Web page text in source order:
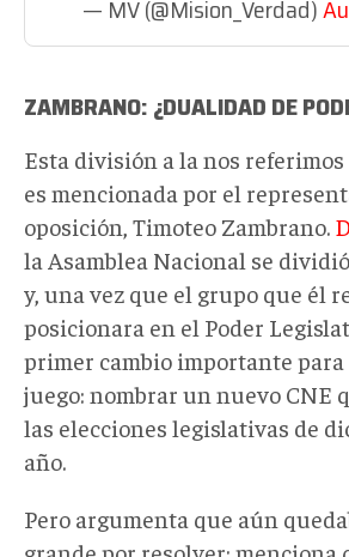
— MV (@Mision_Verdad)
ZAMBRANO: ¿DUALIDAD DE
Esta división a la nos
es mencionada por el
oposición, Timoteo Zambrano.
la Asamblea Nacional se
y, una vez que el grupo que él
posicionara en el Poder
primer cambio importante
juego: nombrar un nuevo CNE
las elecciones legislativas de
año.
Pero argumenta que aún